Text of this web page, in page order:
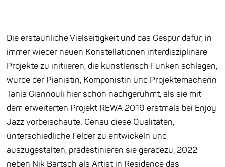
Die erstaunliche Vielseitigkeit und das Gespür dafür, in
immer wieder neuen Konstellationen interdisziplinäre
Projekte zu initiieren, die künstlerisch Funken schlagen,
wurde der Pianistin, Komponistin und Projektemacherin
Tania Giannouli hier schon nachgerühmt, als sie mit
dem erweiterten Projekt REWA 2019 erstmals bei Enjoy
Jazz vorbeischaute. Genau diese Qualitäten,
unterschiedliche Felder zu entwickeln und
auszugestalten, prädestinieren sie geradezu, 2022
neben Nik Bärtsch als Artist in Residence das